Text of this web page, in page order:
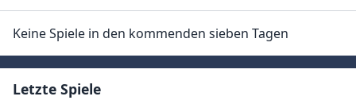
Keine Spiele in den kommenden sieben Tagen
Letzte Spiele